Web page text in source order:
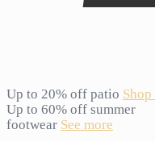
Up to 20% off patio
Up to 60% off summer
footwear See more